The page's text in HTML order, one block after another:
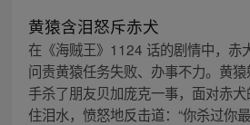
黄猿含泪怒斥赤犬
在《海贼王》1124 话的剧情中，赤
问责黄猿任务失败、办事不力。黄
手杀了朋友贝加庞克一事，面对赤
住泪水，愤怒地反击道：“你杀过你